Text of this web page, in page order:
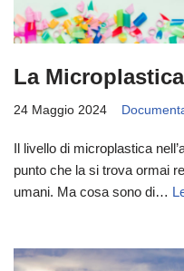
La Microplastica
24 Maggio 2024
Il livello di microplastica
punto che la si trova ormai
umani. Ma cosa sono di…